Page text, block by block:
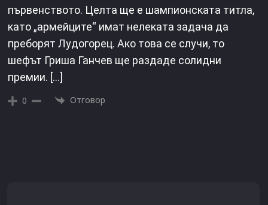
първенството. Целта ще е шампионската титла,
като „армейците“ имат нелеката задача да
преборят Лудогорец. Ако това се случи, то
шефът Гриша Ганчев ще раздаде солидни
премии. […]
0 Отговор